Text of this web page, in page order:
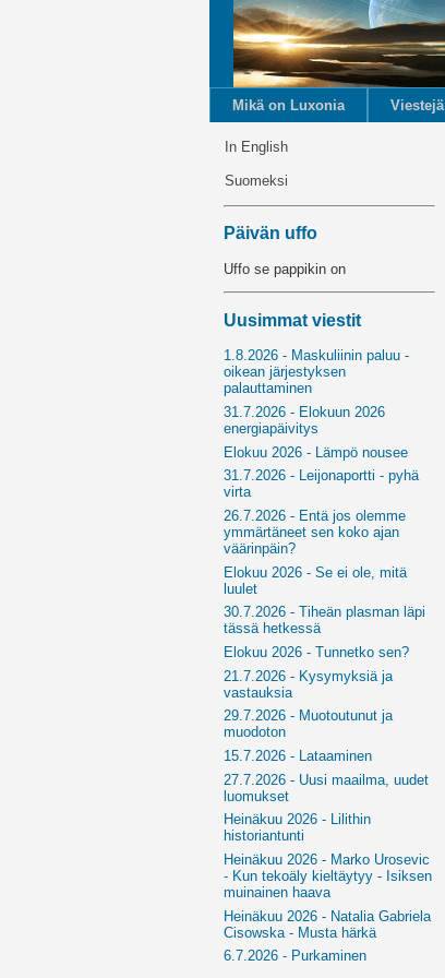
Mikä on Luxonia Viestejä
In English
Suomeksi
Päivän uffo
Uffo se pappikin on
Uusimmat viestit
1.8.2026 - Maskuliinin paluu -
oikean järjestyksen
palauttaminen
31.7.2026 - Elokuun 2026
energiapäivitys
Elokuu 2026 - Lämpö nousee
31.7.2026 - Leijonaportti - pyhä
virta
26.7.2026 - Entä jos olemme
ymmärtäneet sen koko ajan
väärinpäin?
Elokuu 2026 - Se ei ole, mitä
luulet
30.7.2026 - Tiheän plasman läpi
tässä hetkessä
Elokuu 2026 - Tunnetko sen?
21.7.2026 - Kysymyksiä ja
vastauksia
29.7.2026 - Muotoutunut ja
muodoton
15.7.2026 - Lataaminen
27.7.2026 - Uusi maailma, uudet
luomukset
Heinäkuu 2026 - Lilithin
historiantunti
Heinäkuu 2026 - Marko Urosevic
- Kun tekoäly kieltäytyy - Isiksen
muinainen haava
Heinäkuu 2026 - Natalia Gabriela
Cisowska - Musta härkä
6.7.2026 - Purkaminen